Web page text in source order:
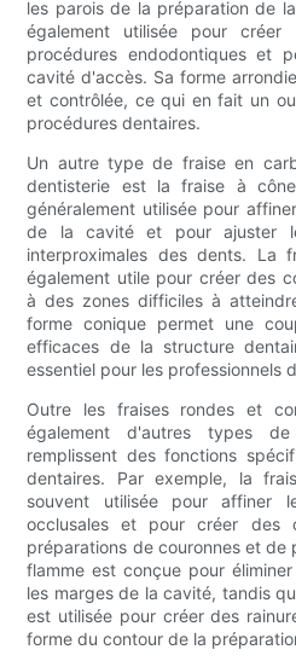
les parois de la préparation de
également utilisée pour
procédures endodontiques et
cavité d'accès. Sa forme
et contrôlée, ce qui en fait un
procédures dentaires.
Un autre type de fraise en
dentisterie est la fraise à
généralement utilisée pour
de la cavité et pour ajuster
interproximales des dents. La
également utile pour créer des
à des zones difficiles à
forme conique permet une
efficaces de la structure
essentiel pour les professionnels
Outre les fraises rondes et
également d'autres types
remplissent des fonctions
dentaires. Par exemple, la
souvent utilisée pour affiner
occlusales et pour créer des
préparations de couronnes et de
flamme est conçue pour
les marges de la cavité, tandis
est utilisée pour créer des
forme du contour de la